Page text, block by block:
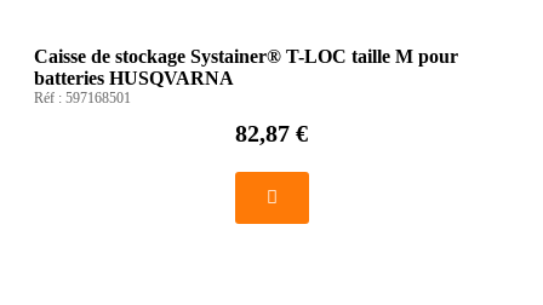
Caisse de stockage Systainer® T-LOC taille M pour
batteries HUSQVARNA
Réf : 597168501
82,87 €